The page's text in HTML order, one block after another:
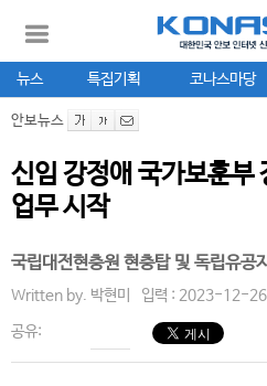
뉴스 특집기획 코나스마당
안보뉴스
신임 강정애 국가보훈부
업무 시작
국립대전현충원 현충탑 및 독립유공
Written by. 박현미 입력 : 2023-12-
공유: